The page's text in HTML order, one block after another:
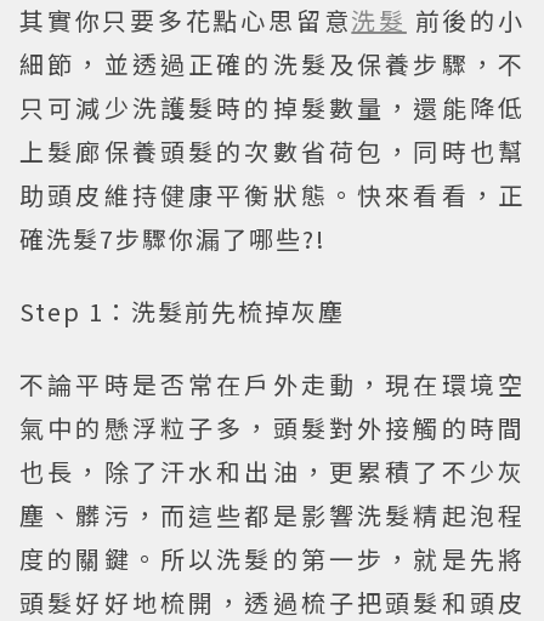
其實你只要多花點心思留意洗髮 前後的小
細節，並透過正確的洗髮及保養步驟，不
只可減少洗護髮時的掉髮數量，還能降低
上髮廊保養頭髮的次數省荷包，同時也幫
助頭皮維持健康平衡狀態。快來看看，正
確洗髮7步驟你漏了哪些?!
Step 1：洗髮前先梳掉灰塵
不論平時是否常在戶外走動，現在環境空
氣中的懸浮粒子多，頭髮對外接觸的時間
也長，除了汗水和出油，更累積了不少灰
塵、髒污，而這些都是影響洗髮精起泡程
度的關鍵。所以洗髮的第一步，就是先將
頭髮好好地梳開，透過梳子把頭髮和頭皮